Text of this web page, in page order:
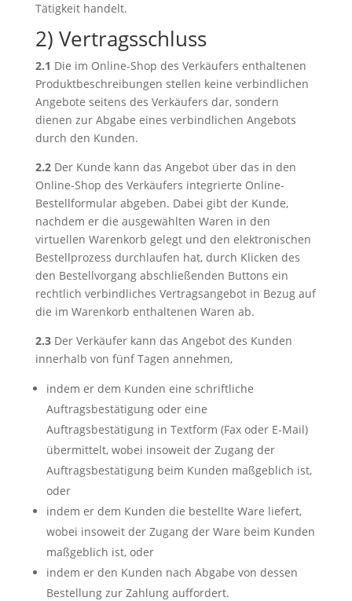
Tätigkeit handelt.
2) Vertragsschluss
2.1 Die im Online-Shop des Verkäufers enthaltenen
Produktbeschreibungen stellen keine verbindlichen
Angebote seitens des Verkäufers dar, sondern
dienen zur Abgabe eines verbindlichen Angebots
durch den Kunden.
2.2Der Kunde kann das Angebot über das in den
Online-Shop des Verkäufers integrierte Online-
Bestellformular abgeben. Dabei gibt der Kunde,
nachdem er die ausgewählten Waren in den
virtuellen Warenkorb gelegt und den elektronischen
Bestellprozess durchlaufen hat, durch Klicken des
den Bestellvorgang abschließenden Buttons ein
rechtlich verbindliches Vertragsangebot in Bezug auf
die im Warenkorb enthaltenen Waren ab.
2.3Der Verkäufer kann das Angebot des Kunden
innerhalb von fünf Tagen annehmen,
indem er dem Kunden eine schriftliche
Auftragsbestätigung oder eine
Auftragsbestätigung in Textform (Fax oder E-Mail)
übermittelt, wobei insoweit der Zugang der
Auftragsbestätigung beim Kunden maßgeblich ist,
oder
indem er dem Kunden die bestellte Ware liefert,
wobei insoweit der Zugang der Ware beim Kunden
maßgeblich ist, oder
indem er den Kunden nach Abgabe von dessen
Bestellung zur Zahlung auffordert.